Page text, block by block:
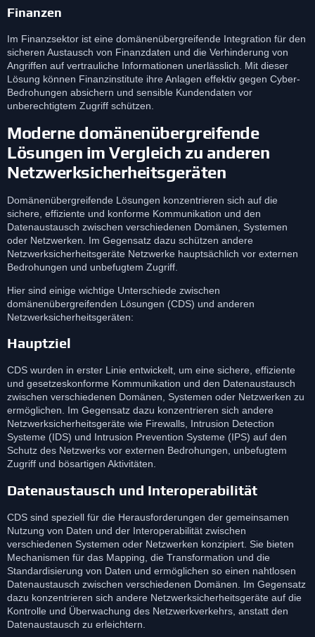
Finanzen
Im Finanzsektor ist eine domänenübergreifende Integration für den
sicheren Austausch von Finanzdaten und die Verhinderung von
Angriffen auf vertrauliche Informationen unerlässlich. Mit dieser
Lösung können Finanzinstitute ihre Anlagen effektiv gegen Cyber-
Bedrohungen absichern und sensible Kundendaten vor
unberechtigtem Zugriff schützen.
Moderne domänenübergreifende
Lösungen im Vergleich zu anderen
Netzwerksicherheitsgeräten
Domänenübergreifende Lösungen konzentrieren sich auf die
sichere, effiziente und konforme Kommunikation und den
Datenaustausch zwischen verschiedenen Domänen, Systemen
oder Netzwerken. Im Gegensatz dazu schützen andere
Netzwerksicherheitsgeräte Netzwerke hauptsächlich vor externen
Bedrohungen und unbefugtem Zugriff.
Hier sind einige wichtige Unterschiede zwischen
domänenübergreifenden Lösungen (CDS) und anderen
Netzwerksicherheitsgeräten:
Hauptziel
CDS wurden in erster Linie entwickelt, um eine sichere, effiziente
und gesetzeskonforme Kommunikation und den Datenaustausch
zwischen verschiedenen Domänen, Systemen oder Netzwerken zu
ermöglichen. Im Gegensatz dazu konzentrieren sich andere
Netzwerksicherheitsgeräte wie Firewalls, Intrusion Detection
Systeme (IDS) und Intrusion Prevention Systeme (IPS) auf den
Schutz des Netzwerks vor externen Bedrohungen, unbefugtem
Zugriff und bösartigen Aktivitäten.
Datenaustausch und Interoperabilität
CDS sind speziell für die Herausforderungen der gemeinsamen
Nutzung von Daten und der Interoperabilität zwischen
verschiedenen Systemen oder Netzwerken konzipiert. Sie bieten
Mechanismen für das Mapping, die Transformation und die
Standardisierung von Daten und ermöglichen so einen nahtlosen
Datenaustausch zwischen verschiedenen Domänen. Im Gegensatz
dazu konzentrieren sich andere Netzwerksicherheitsgeräte auf die
Kontrolle und Überwachung des Netzwerkverkehrs, anstatt den
Datenaustausch zu erleichtern.